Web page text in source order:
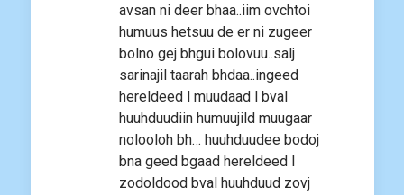
avsan ni deer bhaa..iim ovchtoi
humuus hetsuu de er ni zugeer
bolno gej bhgui bolovuu..salj
sarinajil taarah bhdaa..ingeed
hereldeed l muudaad l bval
huuhduudiin humuujild muugaar
nolooloh bh… huuhduudee bodoj
bna geed bgaad hereldeed l
zodoldood bval huuhduud zovj